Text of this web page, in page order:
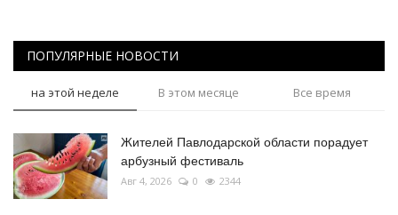
ПОПУЛЯРНЫЕ НОВОСТИ
на этой неделе В этом месяце Все время
Жителей Павлодарской области порадует
арбузный фестиваль
Авг 4, 2026 0 2344